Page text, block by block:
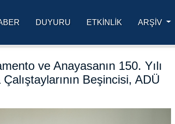
Ana Sayfa
DUYURU ETKINLIK ARŞİV
ve Anayasanın 150. Yılı
Beşincisi, ADÜ